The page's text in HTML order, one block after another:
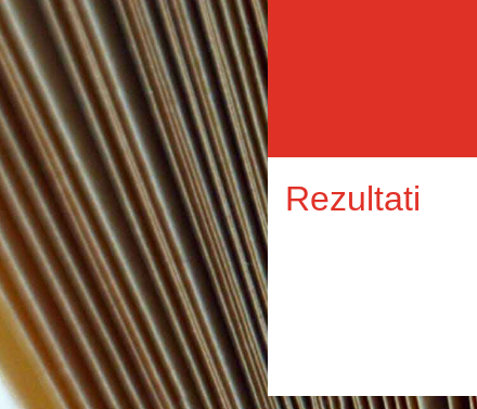
Rezultati